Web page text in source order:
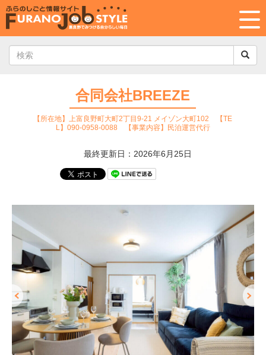
合同会社BREEZE
【所在地】上富良野町大町2丁目9-21 メイゾン大町102 【TE
L】090-0958-0088 【事業内容】民泊運営代行
最終更新日：2026年6月25日